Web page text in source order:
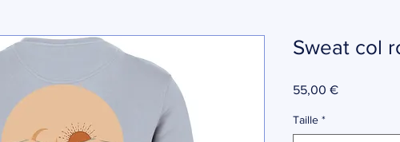
Sweat col
55,00 €Prix
Taille *